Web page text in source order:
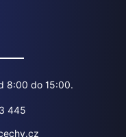
8:00 do 15:00.
445